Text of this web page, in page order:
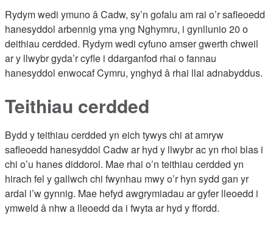
Rydym wedi ymuno â Cadw, sy’n gofalu am rai o’r safleoedd
hanesyddol arbennig yma yng Nghymru, i gynllunio 20 o
deithiau cerdded. Rydym wedi cyfuno amser gwerth chweil
ar y llwybr gyda’r cyfle i ddarganfod rhai o fannau
hanesyddol enwocaf Cymru, ynghyd â rhai llai adnabyddus.
Teithiau cerdded
Bydd y teithiau cerdded yn eich tywys chi at amryw
safleoedd hanesyddol Cadw ar hyd y llwybr ac yn rhoi blas i
chi o’u hanes diddorol. Mae rhai o’n teithiau cerdded yn
hirach fel y gallwch chi fwynhau mwy o’r hyn sydd gan yr
ardal i’w gynnig. Mae hefyd awgrymiadau ar gyfer lleoedd i
ymweld â nhw a lleoedd da i fwyta ar hyd y ffordd.